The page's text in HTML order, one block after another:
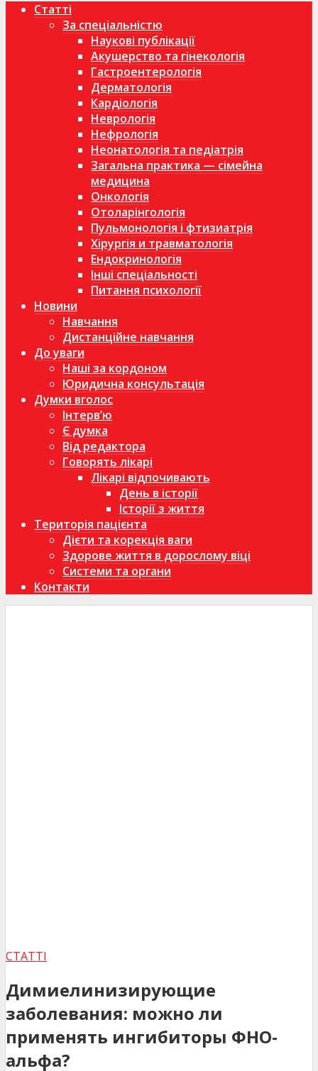
Статті
За спеціальністю
Наукові публікації
Акушерство та гінекологія
Гастроентерологія
Дерматологія
Кардіологія
Неврологія
Нефрологія
Неонатологія та педіатрія
Загальна практика — сімейна
медицина
Онкологія
Отоларінгологія
Пульмонологія і фтизиатрія
Хірургія и травматологія
Ендокринологія
Інші спеціальності
Питання психології
Новини
Навчання
Дистанційне навчання
До уваги
Наші за кордоном
Юридична консультація
Думки вголос
Інтерв’ю
Є думка
Від редактора
Говорять лікарі
Лікарі відпочивають
День в історії
Історії з життя
Територія пацієнта
Дієти та корекція ваги
Здорове життя в дорослому віці
Системи та органи
Контакти
СТАТТІ
Димиелинизирующие
заболевания: можно ли
применять ингибиторы ФНО-
альфа?